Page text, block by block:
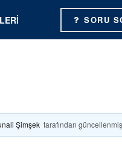
SORU
Şimşek tarafından